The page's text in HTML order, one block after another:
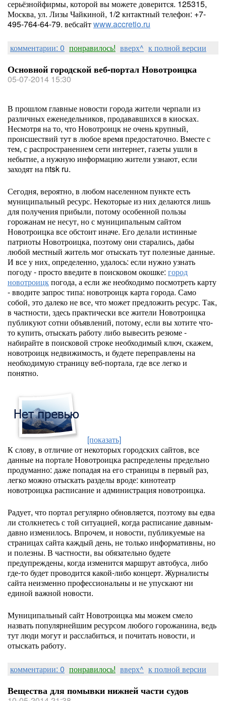
серьёзнойфирмы, которой вы можете доверится. 125315,
Москва, ул. Лизы Чайкиной, 1/2 кнтактный телефон: +7-
495-764-64-79. вебсайтwww.accretio.ru
комментарии: 0 понравилось! вверх^ к полной версии
Основной городской веб-портал Новотроицка
05-07-2014 15:30
В прошлом главные новости города жители черпали из
различных еженедельников, продававшихся в киосках.
Несмотря на то, что Новотроицк не очень крупный,
происшествий тут в любое время предостаточно. Вместе с
тем, с распространением сети интернет, газеты ушли в
небытие, а нужную информацию жители узнают, если
заходят на ntsk ru.
Сегодня, вероятно, в любом населенном пункте есть
муниципальный ресурс. Некоторые из них делаются лишь
для получения прибыли, потому особенной пользы
горожанам не несут, но с муниципальным сайтом
Новотроицка все обстоит иначе. Его делали истинные
патриоты Новотроицка, поэтому они старались, дабы
любой местный житель мог отыскать тут полезные данные.
И все у них, определенно, удалось: если нужно узнать
погоду - просто введите в поисковом окошке: город
новотроицкпогода, а если же необходимо посмотреть карту
- вводите запрос типа: новотроицк карта города. Само
собой, это далеко не все, что может предложить ресурс. Так,
в частности, здесь практически все жители Новотроицка
публикуют сотни объявлений, потому, если вы хотите что-
то купить, отыскать работу либо вывесить резюме -
набирайте в поисковой строке необходимый ключ, скажем,
новотроицк недвижимость, и будете переправлены на
необходимую страницу веб-портала, где все легко и
понятно.
[показать]
К слову, в отличие от некоторых городских сайтов, все
данные на портале Новотроицка распределены предельно
продуманно: даже попадая на его страницы в первый раз,
легко можно отыскать разделы вроде: кинотеатр
новотроицка расписание и администрация новотроицка.
Радует, что портал регулярно обновляется, поэтому вы едва
ли столкнетесь с той ситуацией, когда расписание давным-
давно изменилось. Впрочем, и новости, публикуемые на
страницах сайта каждый день, не только информативны, но
и полезны. В частности, вы обязательно будете
предупреждены, когда изменится маршрут автобуса, либо
где-то будет проводится какой-либо концерт. Журналисты
сайта неизменно профессиональны и не упускают ни
единой важной новости.
Муниципальный сайт Новотроицка мы можем смело
назвать популярнейшим ресурсом любого горожанина, ведь
тут люди могут и расслабиться, и почитать новости, и
отыскать работу.
комментарии: 0 понравилось! вверх^ к полной версии
Вещества для помывки нижней части судов